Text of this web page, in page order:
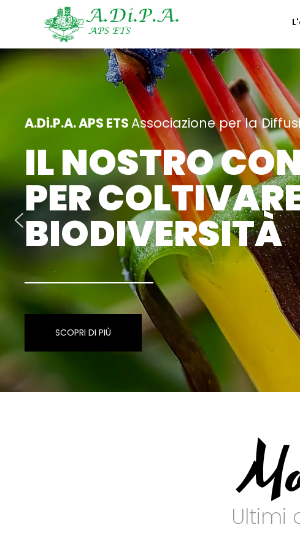
A.Di.P.A. APS ETSAssociazione per la
IL NOSTRO
PER
BIODIVERSITÀ
SCOPRI DI PIÙ
Ultimi